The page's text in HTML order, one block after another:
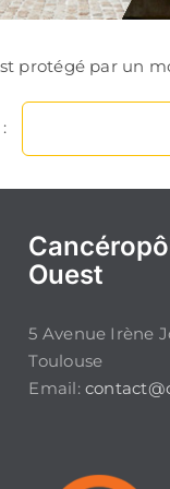
protégé par un
Ouest
5 Avenue Irène
Toulouse
Email: